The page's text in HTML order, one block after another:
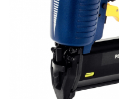
Echere si compasuri
Nivele laser
Rulete si metre
Termometre
Masini de gaurit si
Masini de slefuit si
Masini multifunctionale
Polizoare unghiulare
Scule electrice de banc
Salopetă cu pieptar
îmbrăcăminte unică
Industria Alimentară
Accesorii industria